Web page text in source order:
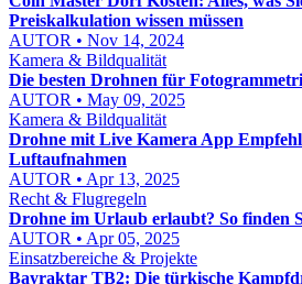
Preiskalkulation wissen müssen
AUTOR • Nov 14, 2024
Kamera & Bildqualität
Die besten Drohnen für
AUTOR • May 09, 2025
Kamera & Bildqualität
Drohne mit Live Kamera App
Luftaufnahmen
AUTOR • Apr 13, 2025
Recht & Flugregeln
Drohne im Urlaub erlaubt? So finden
AUTOR • Apr 05, 2025
Einsatzbereiche & Projekte
Bayraktar TB2: Die türkische